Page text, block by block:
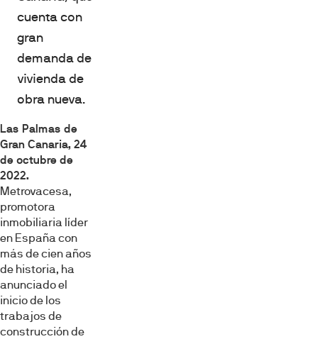
cuenta con
gran
demanda de
vivienda de
obra nueva.
Las Palmas de
Gran Canaria, 24
de octubre de
2022.
Metrovacesa,
promotora
inmobiliaria líder
en España con
más de cien años
de historia, ha
anunciado el
inicio de los
trabajos de
construcción de